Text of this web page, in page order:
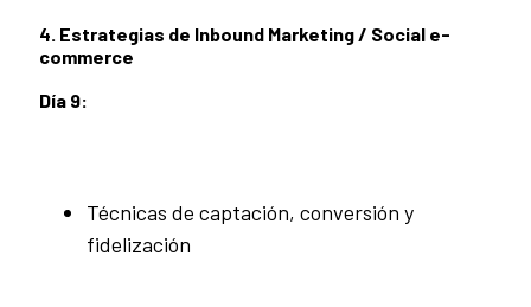
4. Estrategias de Inbound Marketing / Social e-
commerce
Día 9:
Técnicas de captación, conversión y
fidelización